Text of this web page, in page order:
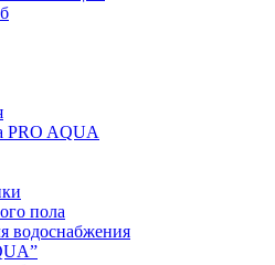
PRO AQUA
пола
водоснабжения